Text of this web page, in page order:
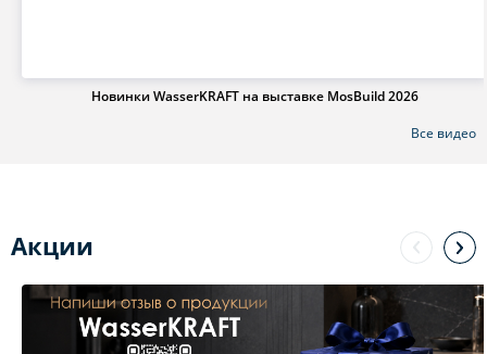
Новинки WasserKRAFT на выставке MosBuild 2026
Все видео
Акции